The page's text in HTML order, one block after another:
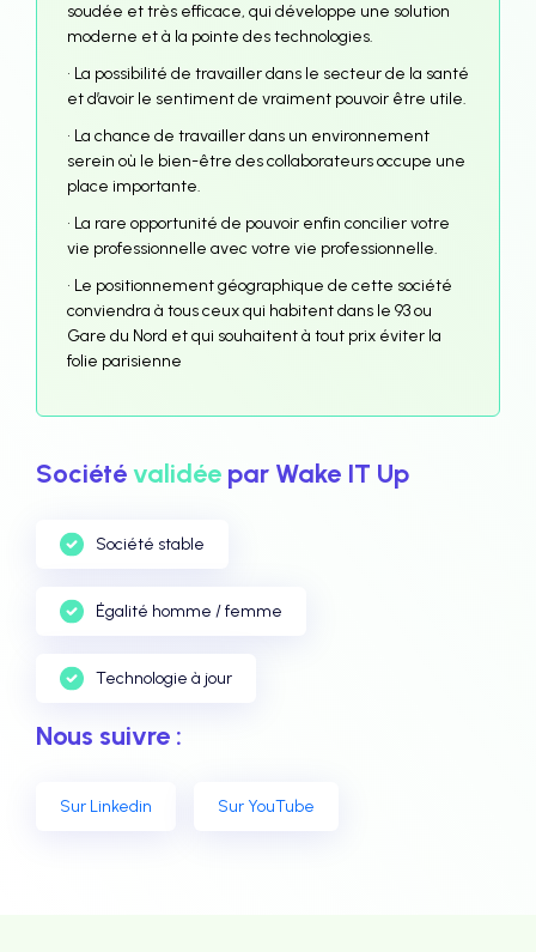
soudée et très efficace, qui développe une solution
moderne et à la pointe des technologies.
• La possibilité de travailler dans le secteur de la santé
et d’avoir le sentiment de vraiment pouvoir être utile.
• La chance de travailler dans un environnement
serein où le bien-être des collaborateurs occupe une
place importante.
• La rare opportunité de pouvoir enfin concilier votre
vie professionnelle avec votre vie professionnelle.
• Le positionnement géographique de cette société
conviendra à tous ceux qui habitent dans le 93 ou
Gare du Nord et qui souhaitent à tout prix éviter la
folie parisienne
Sociétévalidée par Wake IT Up
Société stable
Égalité homme / femme
Technologie à jour
Nous suivre :
Sur Linkedin Sur YouTube